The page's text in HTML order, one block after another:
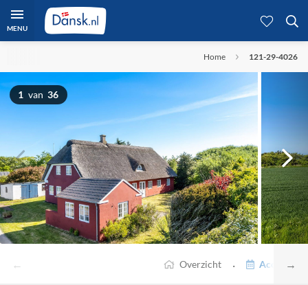
MENU
Home 121-29-4026
1 van 36
← →
Overzicht ·